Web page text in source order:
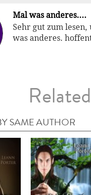
Mal was anderes....
Sehr gut zum
was anderes.
SAME AUTHOR